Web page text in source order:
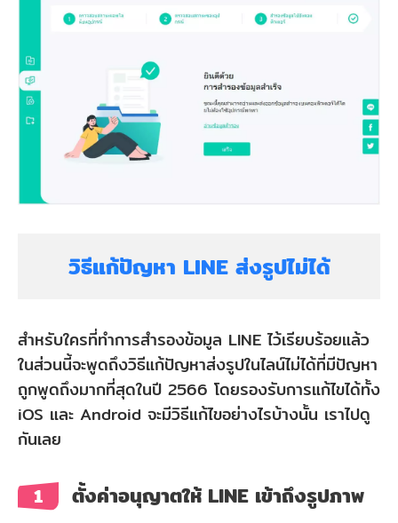
วิธีแก้ปัญหา LINE ส่งรูปไม่ได้
สำหรับใครที่ทำการสำรองข้อมูล LINE ไว้เรียบร้อยแล้ว
ในส่วนนี้จะพูดถึงวิธีแก้ปัญหาส่งรูปในไลน์ไม่ได้ที่มีปัญหา
ถูกพูดถึงมากที่สุดในปี 2566 โดยรองรับการแก้ไขได้ทั้ง
iOS และ Android จะมีวิธีแก้ไขอย่างไรบ้างนั้น เราไปดู
กันเลย
1 ตั้งค่าอนุญาตให้ LINE เข้าถึงรูปภาพ